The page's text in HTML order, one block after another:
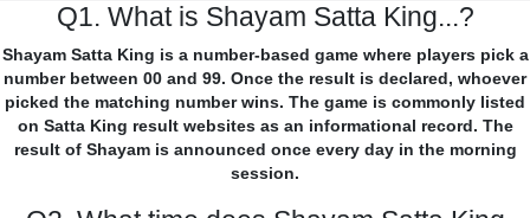
Q1. What is Shayam Satta King...?
Shayam Satta King is a number-based game where players pick a
number between 00 and 99. Once the result is declared, whoever
picked the matching number wins. The game is commonly listed
on Satta King result websites as an informational record. The
result of Shayam is announced once every day in the morning
session.